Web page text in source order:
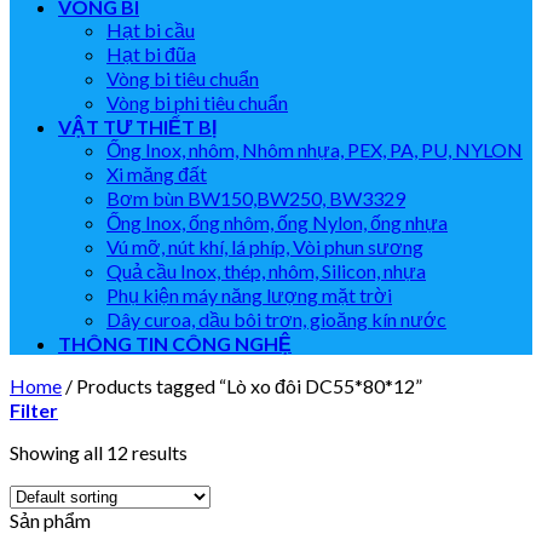
VÒNG BI
Hạt bi cầu
Hạt bi đũa
Vòng bi tiêu chuẩn
Vòng bi phi tiêu chuẩn
VẬT TƯ THIẾT BỊ
Ống Inox, nhôm, Nhôm nhựa, PEX, PA, PU, NYLON
Xi măng đất
Bơm bùn BW150,BW250, BW3329
Ống Inox, ống nhôm, ống Nylon, ống nhựa
Vú mỡ, nút khí, lá phíp, Vòi phun sương
Quả cầu Inox, thép, nhôm, Silicon, nhựa
Phụ kiện máy năng lượng mặt trời
Dây curoa, dầu bôi trơn, gioăng kín nước
THÔNG TIN CÔNG NGHỆ
Home / Products tagged “Lò xo đôi DC55*80*12”
Filter
Showing all 12 results
Sản phẩm